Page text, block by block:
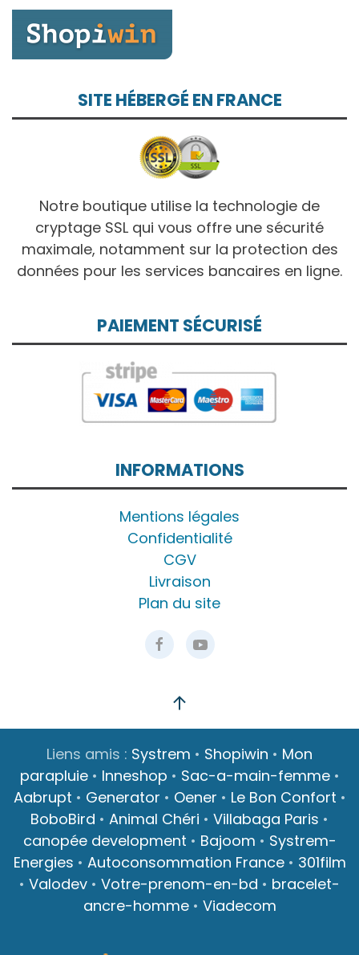
SITE HÉBERGÉ EN FRANCE
Notre boutique utilise la technologie de
cryptage SSL qui vous offre une sécurité
maximale, notamment sur la protection des
données pour les services bancaires en ligne.
PAIEMENT SÉCURISÉ
INFORMATIONS
Mentions légales
Confidentialité
CGV
Livraison
Plan du site
Liens amis : Systrem • Shopiwin • Mon
parapluie• Inneshop • Sac-a-main-femme•
Aabrupt • Generator • Oener • Le Bon Confort •
BoboBird • Animal Chéri • Villabaga Paris •
canopée development • Bajoom • Systrem-
Energies • Autoconsommation France• 301film
• Valodev • Votre-prenom-en-bd • bracelet-
ancre-homme• Viadecom